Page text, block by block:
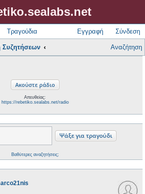
Τραγούδια Σύνδεση
Εγγραφή
Συζητήσεων Αναζήτηση
Απευθείας:
https://rebetiko.sealabs.net/radio
Βαθύτερες αναζητήσεις;